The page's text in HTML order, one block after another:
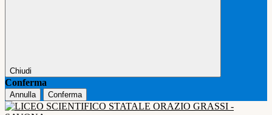
Chiudi
Conferma
Annulla Conferma